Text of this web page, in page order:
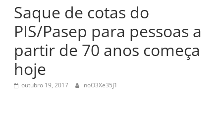
Saque de cotas do
PIS/Pasep para pessoas a
partir de 70 anos começa
hoje
outubro 19, 2017 noO3Xe35j1